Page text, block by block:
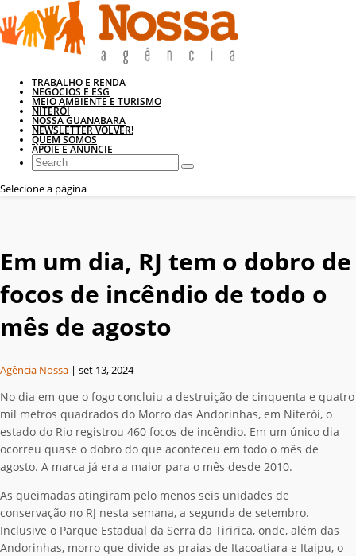
TRABALHO E RENDA
NEGÓCIOS E ESG
MEIO AMBIENTE E TURISMO
NITERÓI
NOSSA GUANABARA
NEWSLETTER VOLVER!
QUEM SOMOS
APOIE E ANUNCIE
Selecione a página
Em um dia, RJ tem o dobro de
focos de incêndio de todo o
mês de agosto
Agência Nossa | set 13, 2024
No dia em que o fogo concluiu a destruição de cinquenta e quatro
mil metros quadrados do Morro das Andorinhas, em Niterói, o
estado do Rio registrou 460 focos de incêndio. Em um único dia
ocorreu quase o dobro do que aconteceu em todo o mês de
agosto. A marca já era a maior para o mês desde 2010.
As queimadas atingiram pelo menos seis unidades de
conservação no RJ nesta semana, a segunda de setembro.
Inclusive o Parque Estadual da Serra da Tiririca, onde, além das
Andorinhas, morro que divide as praias de Itacoatiara e Itaipu, o